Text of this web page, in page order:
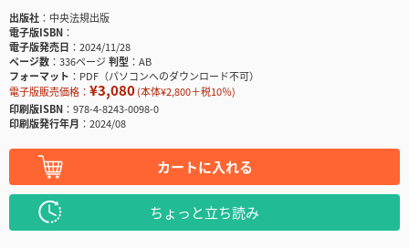
出版社
中央法規出版
電子版ISBN
電子版発売日
2024/11/28
ページ数
336ページ判型
AB
フォーマット
PDF（パソコンへのダウンロード不可）
電子版販売価格： ¥3,080(本体¥2,800＋税10％)
印刷版ISBN
978-4-8243-0098-0
印刷版発行年月
2024/08
カートに入れる
ちょっと立ち読み